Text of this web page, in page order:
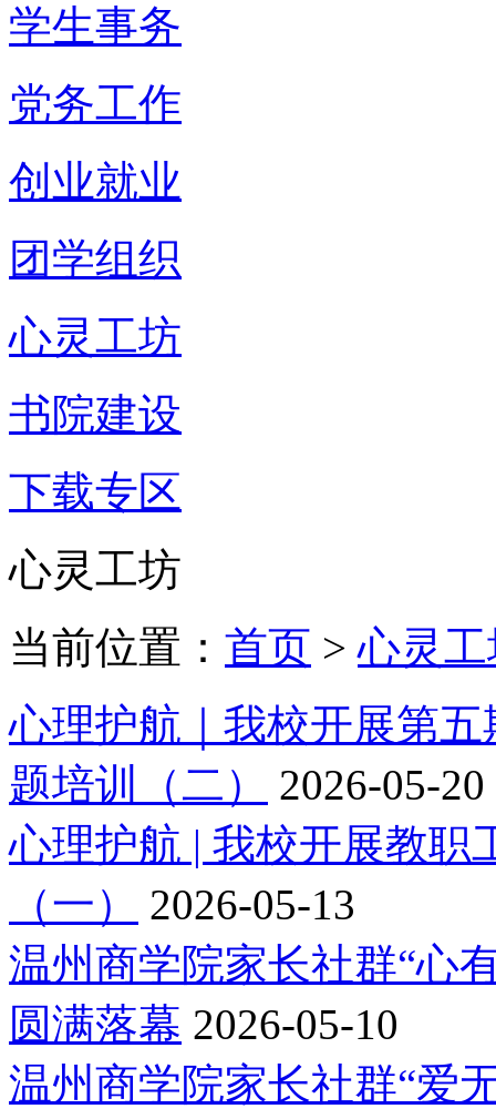
学生事务
党务工作
创业就业
团学组织
心灵工坊
书院建设
下载专区
心灵工坊
当前位置： 首页 >心灵
心理护航｜我校开展第
题培训（二）
2026-05-20
心理护航 | 我校开展教职
（一）
2026-05-13
温州商学院家长社群“心
圆满落幕 2026-05-10
温州商学院家长社群“爱